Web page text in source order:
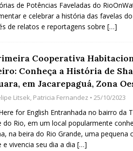
de Potências Faveladas do
e celebrar a história das favelas do
de relatos e reportagens sobre […]
Cooperativa
Conheça a História de
em Jacarepaguá, Zona
Litsek, Patricia Fernandez • 25/10/2023
for English Entranhada no bairro da
do Rio, em um local popularmente
na beira do Rio Grande, uma pequena
e vivencia seu dia a dia […]